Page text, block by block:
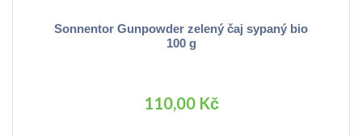
Sonnentor Gunpowder zelený čaj sypaný bio
100 g
110,00 Kč